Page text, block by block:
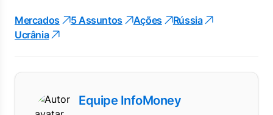
Mercados 5 Assuntos Ações
Rússia
Ucrânia
Equipe InfoMoney